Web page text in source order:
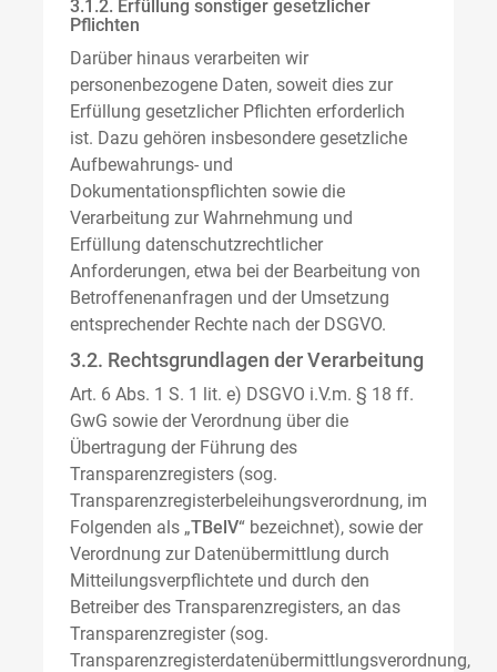
3.1.2. Erfüllung sonstiger gesetzlicher
Pflichten
Darüber hinaus verarbeiten wir
personenbezogene Daten, soweit dies zur
Erfüllung gesetzlicher Pflichten erforderlich
ist. Dazu gehören insbesondere gesetzliche
Aufbewahrungs- und
Dokumentationspflichten sowie die
Verarbeitung zur Wahrnehmung und
Erfüllung datenschutzrechtlicher
Anforderungen, etwa bei der Bearbeitung von
Betroffenenanfragen und der Umsetzung
entsprechender Rechte nach der DSGVO.
3.2. Rechtsgrundlagen der Verarbeitung
Art. 6 Abs. 1 S. 1 lit. e) DSGVO i.V.m. § 18 ff.
GwG sowie der Verordnung über die
Übertragung der Führung des
Transparenzregisters (sog.
Transparenzregisterbeleihungsverordnung, im
Folgenden als „TBelV“ bezeichnet), sowie der
Verordnung zur Datenübermittlung durch
Mitteilungsverpflichtete und durch den
Betreiber des Transparenzregisters, an das
Transparenzregister (sog.
Transparenzregisterdatenübermittlungsverordnung,